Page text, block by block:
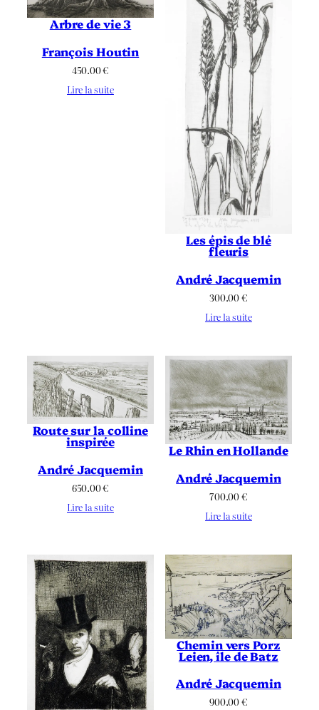
Arbre de vie 3
François Houtin
450.00€
Lire la suite
Les épis de blé
fleuris
André Jacquemin
300.00€
Lire la suite
Route sur la colline
inspirée
André Jacquemin
650.00€
Lire la suite
Le Rhin en Hollande
André Jacquemin
700.00€
Lire la suite
Chemin vers Porz
Leien, île de Batz
André Jacquemin
900.00€